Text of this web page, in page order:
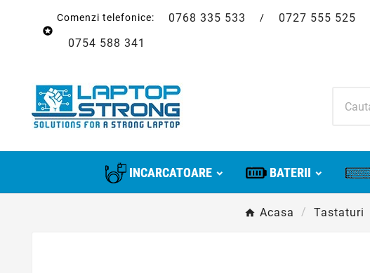

Comenzi telefonice: 0768 335 533 / 0727 555 525
0754 588 341
INCARCATOARE BATERII
Acasa Tastaturi